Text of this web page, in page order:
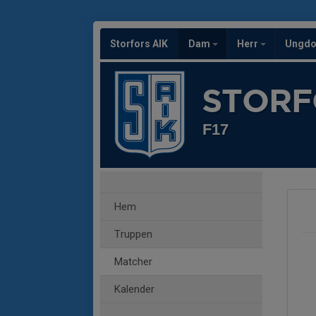
Storfors AIK Dam Herr
F17
Hem
Truppen
Matcher
Kalender